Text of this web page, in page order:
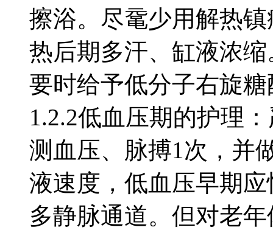
擦浴。尽鼋少用解热
热后期多汗、缸液浓
要时给予低分子右旋
1.2.2低血压期的护理
测血压、脉搏1次，并
液速度，低血压早期
多静脉通道。但对老